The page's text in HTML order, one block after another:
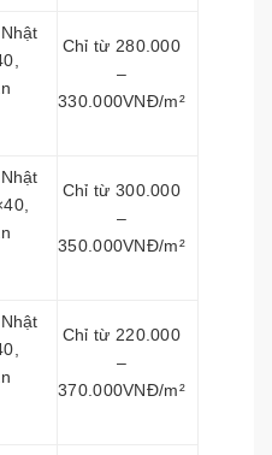
Chỉ từ 280.000
–
330.000VNĐ/m²
Chỉ từ 300.000
–
350.000VNĐ/m²
Chỉ từ 220.000
–
370.000VNĐ/m²